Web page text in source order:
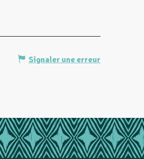
Signaler une erreur